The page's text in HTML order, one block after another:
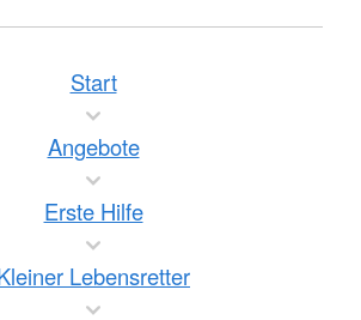
Start
Angebote
Erste Hilfe
Lebensretter